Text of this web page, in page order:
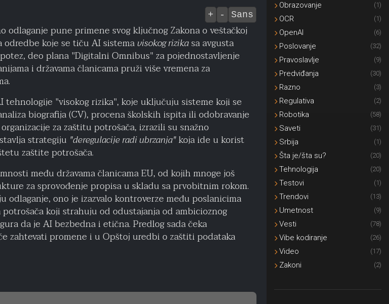
+ - Sans
odlaganje pune primene svog ključnog Zakona o veštačkoj
koje se tiču AI sistemavisokog rizikasa avgusta
deo plana "Digitalni Omnibus" za pojednostavljenje
i državama članicama pruži više vremena za
tehnologije "visokog rizika", koje uključuju sisteme koji se
biografija (CV), procena školskih ispita ili odobravanje
za zaštitu potrošača, izrazili su snažno
strategiju "deregulacije radi ubrzanja"koja ide u korist
zaštite potrošača.
među državama članicama EU, od kojih mnoge još
za sprovođenje propisa u skladu sa prvobitnim rokom.
odlaganje, ono je izazvalo kontroverze među poslanicima
koji strahuju od odustajanja od ambicioznog
da je AI bezbedna i etična. Predlog sada čeka
zahtevati promene i u Opštoj uredbi o zaštiti podataka
Obrazovanje (1)
OCR (1)
OpenAI (6)
Poslovanje (32)
Pravoslavlje (9)
Predviđanja (30)
Razno (3)
Regulativa (2)
Robotika (58)
Saveti (31)
Srbija (1)
Šta je/šta su? (20)
Tehnologija (20)
Testovi (1)
Trendovi (13)
Umetnost (9)
Vesti (78)
Vibe kodiranje (26)
Video (17)
Zakoni (2)